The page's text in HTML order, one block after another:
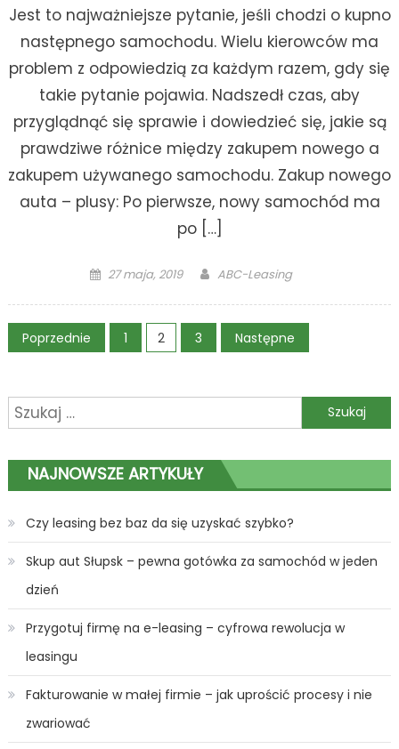
Jest to najważniejsze pytanie, jeśli chodzi o kupno
następnego samochodu. Wielu kierowców ma
problem z odpowiedzią za każdym razem, gdy się
takie pytanie pojawia. Nadszedł czas, aby
przyglądnąć się sprawie i dowiedzieć się, jakie są
prawdziwe różnice między zakupem nowego a
zakupem używanego samochodu. Zakup nowego
auta – plusy: Po pierwsze, nowy samochód ma
po […]
Posted
27 maja, 2019 Author
ABC-Leasing
Stronicowanie
Poprzednie 1 2 3 Następne
Szukaj:
NAJNOWSZE ARTYKUŁY
Czy leasing bez baz da się uzyskać szybko?
Skup aut Słupsk – pewna gotówka za samochód w jeden
dzień
Przygotuj firmę na e-leasing – cyfrowa rewolucja w
leasingu
Fakturowanie w małej firmie – jak uprościć procesy i nie
zwariować